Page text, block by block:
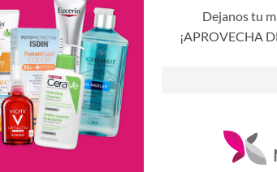
Dejanos tu
¡APROVECHA
SKIN1004 HYALU-CICA
MOISTURE 75ML CRE
$52.594,20
AÑADIR AL CARRITO AÑADIR AL